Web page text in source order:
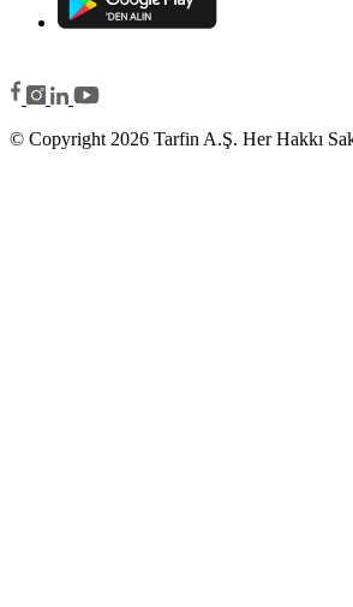
© Copyright 2026 Tarfin A.Ş. Her Hakkı